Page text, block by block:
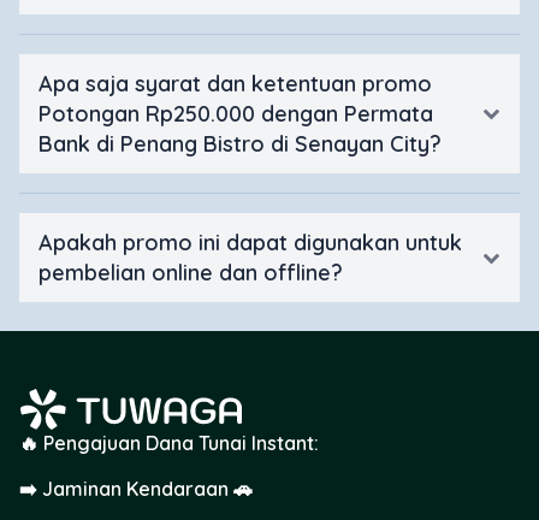
Apa saja syarat dan ketentuan promo
Potongan Rp250.000 dengan Permata
Bank di Penang Bistro di Senayan City?
Apakah promo ini dapat digunakan untuk
pembelian online dan offline?
🔥 Pengajuan Dana Tunai Instant:
➡️ Jaminan Kendaraan 🚗